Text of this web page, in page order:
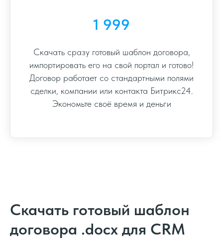
1 999
Скачать сразу готовый шаблон договора,
импортировать его на свой портал и готово!
Договор работает со стандартными полями
сделки, компании или контакта Битрикс24.
Экономьте своё время и деньги
Скачать готовый шаблон
договора .docx для CRM